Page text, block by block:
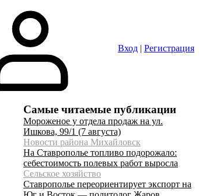
Вход | Регистрация
Самые читаемые публикации
Мороженое у отдела продаж на ул.
Ишкова, 99/1 (7 августа)
Новости района Михайловск
На Ставрополье топливо подорожало:
себестоимость полевых работ выросла
Сельское хозяйство
Ставрополье переориентирует экспорт на